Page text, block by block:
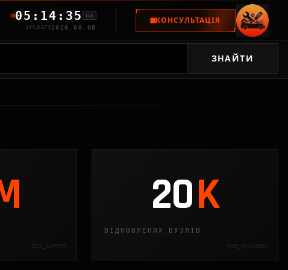
05:14:37 UA
SYS.DATE2026.08.08
КОНСУЛЬТАЦІЯ
ЗНАЙТИ
TECH_SUPPORT
20K
ВІДНОВЛЕНИХ ВУЗЛІВ
UNIT_RECOVERED